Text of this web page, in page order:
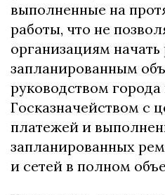
выполненные на
работы, что не
организациям
запланированным
руководством города
Госказначейством с
платежей и
запланированных
и сетей в полном